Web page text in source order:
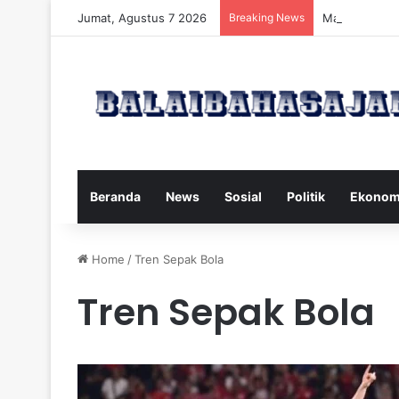
Jumat, Agustus 7 2026 Breaking News Manfaat dan
Beranda News Sosial Politik
Home /Tren Sepak Bola
Tren Sepak Bola